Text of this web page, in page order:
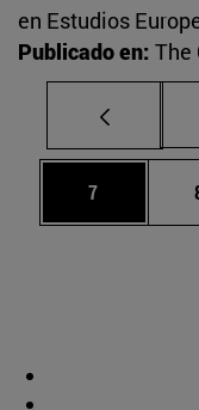
en Estudios
Publicado en: The
Página
7